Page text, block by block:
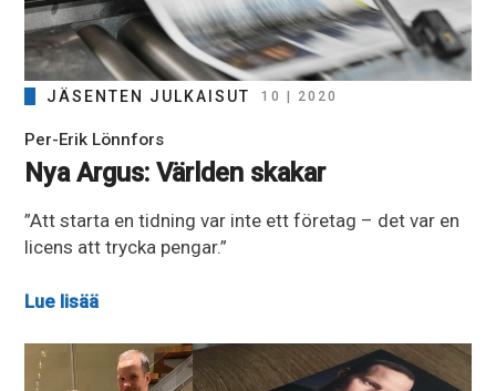
JÄSENTEN JULKAISUT 10 | 2020
Per-Erik Lönnfors
Nya Argus: Världen skakar
”Att starta en tidning var inte ett företag – det var en
licens att trycka pengar.”
Lue lisää